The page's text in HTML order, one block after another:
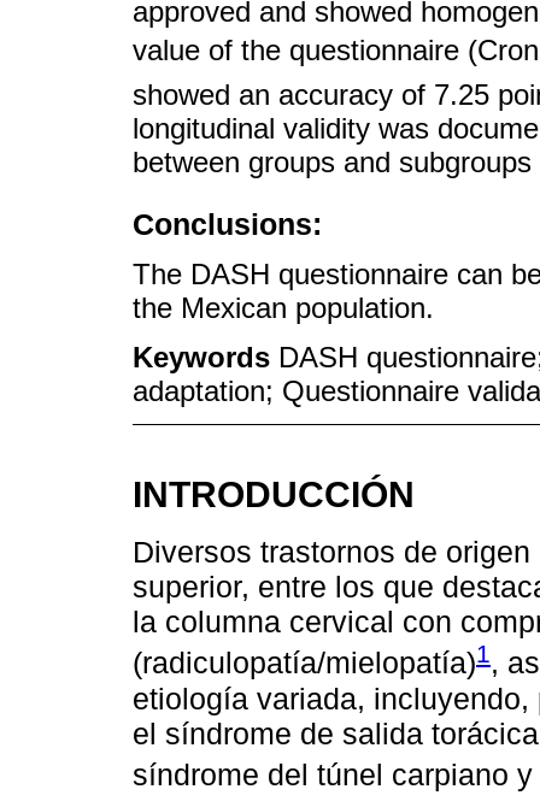
approved and showed
value of the questionnaire
showed an accuracy of 7.25
longitudinal validity was
between groups and
Conclusions:
The DASH questionnaire can
the Mexican population.
Keywords DASH
adaptation; Questionnaire
INTRODUCCIÓN
Diversos trastornos de
superior, entre los que
la columna cervical con
(radiculopatía/mielopatía)1,
etiología variada,
el síndrome de salida
síndrome del túnel carpiano